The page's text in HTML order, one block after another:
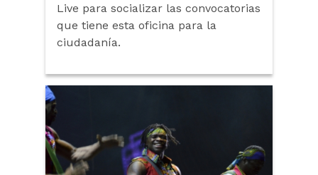
Live para socializar las convocatorias
que tiene esta oficina para la
ciudadanía.